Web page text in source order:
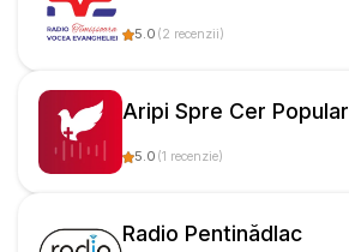
5.0 (2 recenzii)
Aripi Spre Cer Popular
5.0 (1 recenzie)
Radio Pentinădlac